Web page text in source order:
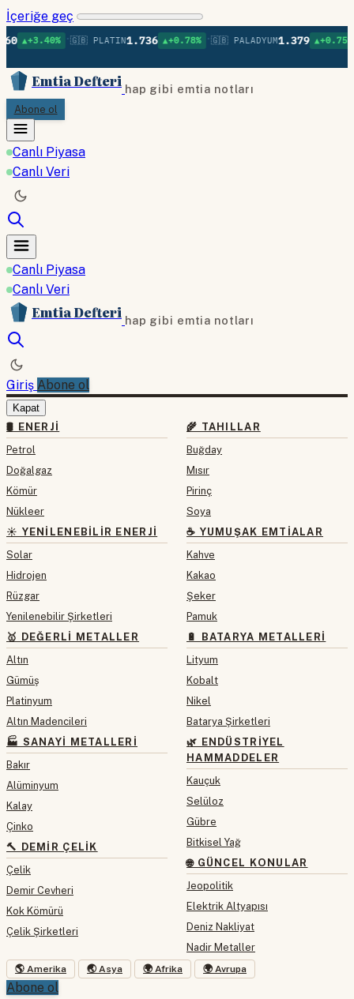
İçeriğe geç
•🇬🇧 PLATIN1.736 ▲+0.78% •🇬🇧 PALADYUM 1.379 ▲+0.75% •🇬🇧
Emtia Defteri hap gibi emtia notları
Abone ol
Canlı Piyasa
Canlı Veri
Canlı Piyasa
Canlı Veri
Emtia Defteri hap gibi emtia notları
Giriş Abone ol
Kapat
🛢 ENERJI
Petrol
Doğalgaz
Kömür
Nükleer
☀️ YENILENEBILIR ENERJI
Solar
Hidrojen
Rüzgar
Yenilenebilir Şirketleri
🥇 DEĞERLI METALLER
Altın
Gümüş
Platinyum
Altın Madencileri
🏭 SANAYI METALLERI
Bakır
Alüminyum
Kalay
Çinko
🔨 DEMIR ÇELIK
Çelik
Demir Cevheri
Kok Kömürü
Çelik Şirketleri
🌾 TAHILLAR
Buğday
Mısır
Pirinç
Soya
☕ YUMUŞAK EMTIALAR
Kahve
Kakao
Şeker
Pamuk
🔋 BATARYA METALLERI
Lityum
Kobalt
Nikel
Batarya Şirketleri
🌿 ENDÜSTRIYEL
HAMMADDELER
Kauçuk
Selüloz
Gübre
Bitkisel Yağ
🌐 GÜNCEL KONULAR
Jeopolitik
Elektrik Altyapısı
Deniz Nakliyat
Nadir Metaller
🌎 Amerika 🌏 Asya 🌍 Afrika 🌍 Avrupa
Abone ol